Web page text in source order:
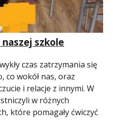
szkole
czas zatrzymania się
co wokół nas, oraz
i relacje z innymi. W
w różnych
które pomagały ćwiczyć